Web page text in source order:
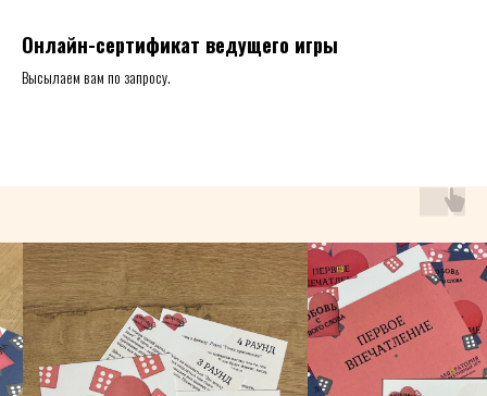
Онлайн-сертификат ведущего игры
Высылаем вам по запросу.